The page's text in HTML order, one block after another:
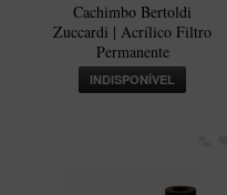
Itália Encerado
Maestro Nacional
Maestro Nacional Encerado
Cachimbo Bertoldi
Zuccardi | Acrílico Filtro
Permanente
INDISPONÍVEL